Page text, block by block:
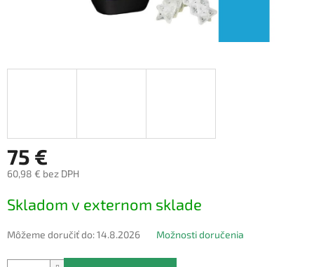
75 €
60,98 € bez DPH
cena:
Skladom v externom sklade
Môžeme doručiť do:14.8.2026 Možnosti doručenia